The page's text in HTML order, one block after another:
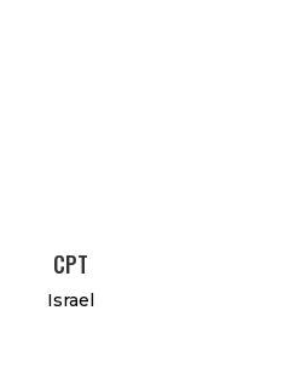
CPT
Israel